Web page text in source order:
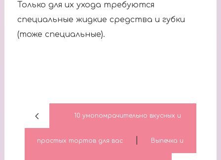
Только для их ухода требуются
специальные жидкие средства и губки
(тоже специальные).
10 умопомрачительно вкусных и
простых тортов для вас Выпечка и